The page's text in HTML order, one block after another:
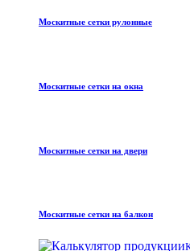
Москитные сетки рулонные
Москитные сетки на окна
Москитные сетки на двери
Москитные сетки на балкон